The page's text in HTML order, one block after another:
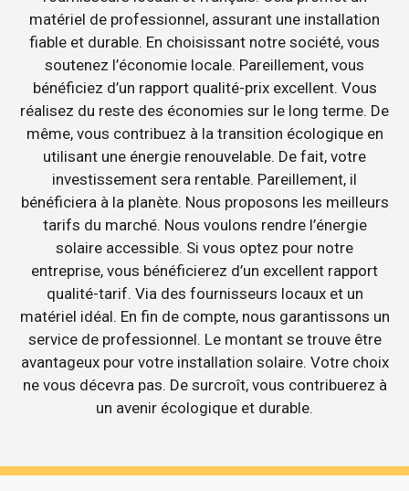
matériel de professionnel, assurant une installation
fiable et durable. En choisissant notre société, vous
soutenez l’économie locale. Pareillement, vous
bénéficiez d’un rapport qualité-prix excellent. Vous
réalisez du reste des économies sur le long terme. De
même, vous contribuez à la transition écologique en
utilisant une énergie renouvelable. De fait, votre
investissement sera rentable. Pareillement, il
bénéficiera à la planète. Nous proposons les meilleurs
tarifs du marché. Nous voulons rendre l’énergie
solaire accessible. Si vous optez pour notre
entreprise, vous bénéficierez d’un excellent rapport
qualité-tarif. Via des fournisseurs locaux et un
matériel idéal. En fin de compte, nous garantissons un
service de professionnel. Le montant se trouve être
avantageux pour votre installation solaire. Votre choix
ne vous décevra pas. De surcroît, vous contribuerez à
un avenir écologique et durable.